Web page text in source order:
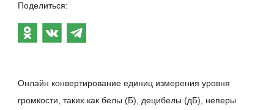
Поделиться:
Онлайн конвертирование единиц измерения уровня
громкости, таких как белы (Б), децибелы (дБ), неперы